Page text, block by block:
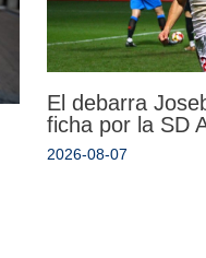
El debarra
ficha por la SD
2026-08-07